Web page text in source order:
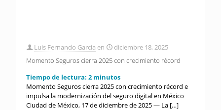
Luis Fernando Garcia en
diciembre 18, 2025
Momento Seguros cierra 2025 con crecimiento récord
Tiempo de lectura: 2 minutos
Momento Seguros cierra 2025 con crecimiento récord e
impulsa la modernización del seguro digital en México
Ciudad de México, 17 de diciembre de 2025 — La […]